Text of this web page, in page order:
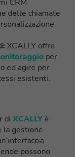
CRM
delle chiamate
XCALLY offre
per
ed agire per
esistenti.
di XCALLY è
la gestione
possono